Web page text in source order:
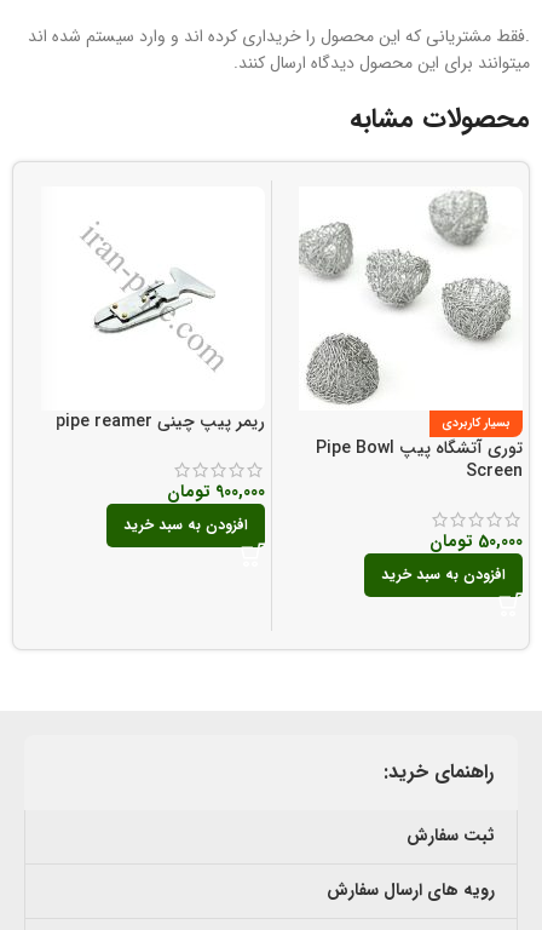
.فقط مشتریانی که این محصول را خریداری کرده اند و وارد سیستم شده اند
میتوانند برای این محصول دیدگاه ارسال کنند.
محصولات مشابه
بسیار کاربردی
توری آتشگاه پیپ Pipe Bowl
Screen
50,000 تومان
افزودن به سبد خرید
ریمر پیپ چینی pipe reamer
900,000 تومان
افزودن به سبد خرید
راهنمای خرید:
ثبت سفارش
رویه های ارسال سفارش